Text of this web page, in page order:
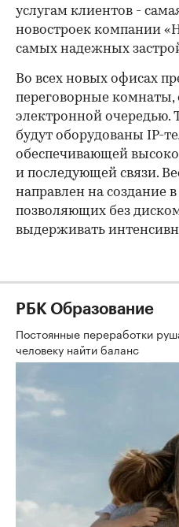
услугам клиентов -
новостроек компании
самых надежных
Во всех новых офисах
переговорные комнаты,
электронной очередью.
будут оборудованы IP-
обеспечивающей
и последующей связи.
направлен на создание
позволяющих без
выдерживать
РБК Образование
Постоянные переработки
человеку найти баланс